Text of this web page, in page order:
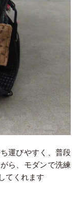
運びやすく、普段
ら、モダンで洗練
てくれます